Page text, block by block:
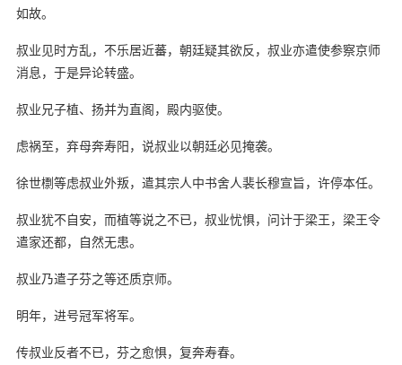
如故。
叔业见时方乱，不乐居近蕃，朝廷疑其欲反，叔业亦遣使参察京师
消息，于是异论转盛。
叔业兄子植、扬并为直阁，殿内驱使。
虑祸至，弃母奔寿阳，说叔业以朝廷必见掩袭。
徐世檦等虑叔业外叛，遣其宗人中书舍人裴长穆宣旨，许停本任。
叔业犹不自安，而植等说之不已，叔业忧惧，问计于梁王，梁王令
遣家还都，自然无患。
叔业乃遣子芬之等还质京师。
明年，进号冠军将军。
传叔业反者不已，芬之愈惧，复奔寿春。